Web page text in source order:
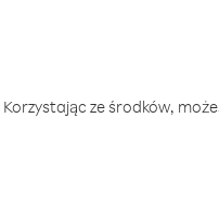
ze środków,